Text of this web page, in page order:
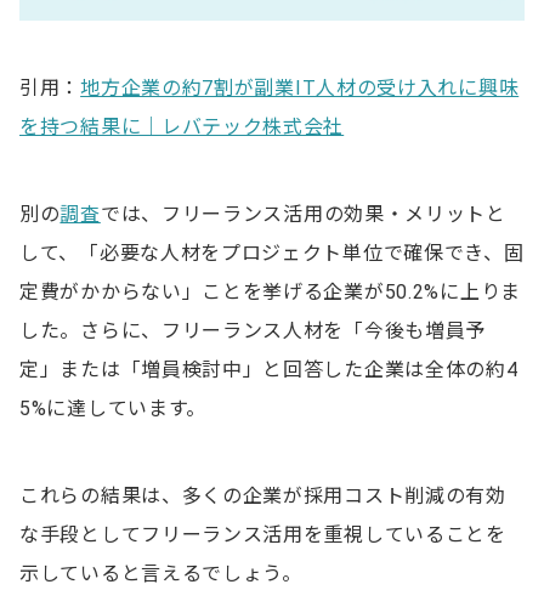
引用：地方企業の約7割が副業IT人材の受け入れに興味
を持つ結果に｜レバテック株式会社
別の調査では、フリーランス活用の効果・メリットと
して、「必要な人材をプロジェクト単位で確保でき、固
定費がかからない」ことを挙げる企業が50.2%に上りま
した。さらに、フリーランス人材を「今後も増員予
定」または「増員検討中」と回答した企業は全体の約4
5%に達しています。
これらの結果は、多くの企業が採用コスト削減の有効
な手段としてフリーランス活用を重視していることを
示していると言えるでしょう。